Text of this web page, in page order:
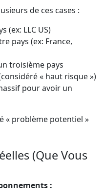
de ces cases :
(ex: LLC US)
pays (ex: France,
troisième pays
« haut risque »)
pour avoir un
« problème potentiel »
(Que Vous
: